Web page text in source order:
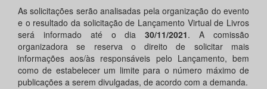
As solicitações serão analisadas pela organização do evento
e o resultado da solicitação de Lançamento Virtual de Livros
será informado até o dia30/11/2021. A comissão
organizadora se reserva o direito de solicitar mais
informações aos/às responsáveis pelo Lançamento, bem
como de estabelecer um limite para o número máximo de
publicações a serem divulgadas, de acordo com a demanda.